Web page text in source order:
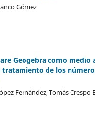
Gómez
Geogebra como medio
tratamiento de los
Fernández, Tomás Crespo